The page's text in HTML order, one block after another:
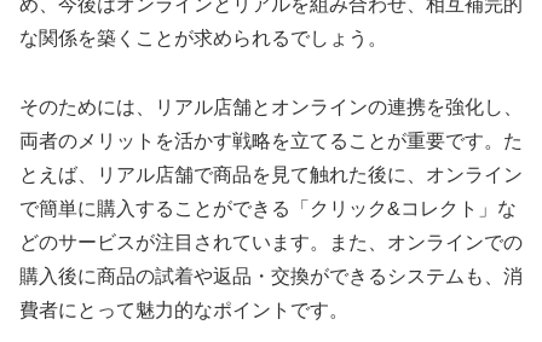
め、今後はオンラインとリアルを組み合わせ、相互補完的
な関係を築くことが求められるでしょう。
そのためには、リアル店舗とオンラインの連携を強化し、
両者のメリットを活かす戦略を立てることが重要です。た
とえば、リアル店舗で商品を見て触れた後に、オンライン
で簡単に購入することができる「クリック&コレクト」な
どのサービスが注目されています。また、オンラインでの
購入後に商品の試着や返品・交換ができるシステムも、消
費者にとって魅力的なポイントです。